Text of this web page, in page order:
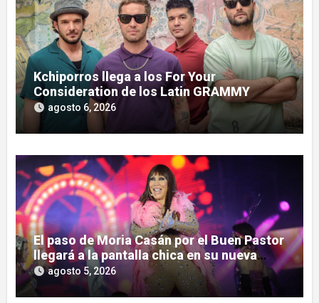
Kchiporros llega a los For Your
Consideration de los Latin GRAMMY
agosto 6, 2026
El paso de Moria Casán por el Buen Pastor
llegará a la pantalla chica en su nueva
serie documental
agosto 5, 2026